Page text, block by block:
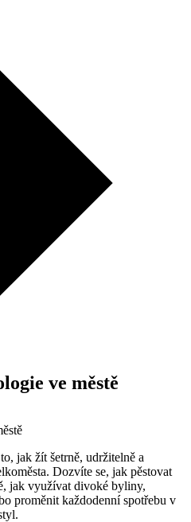
ve městě
jak žít šetrně, udržitelně a
Dozvíte se, jak pěstovat
jak využívat divoké byliny,
proměnit každodenní spotřebu v